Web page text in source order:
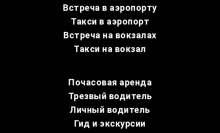
Встреча в аэропорту
Такси в аэропорт
Встреча на вокзалах
Такси на вокзал
Почасовая аренда
Трезвый водитель
Личный водитель
Гид и экскурсии